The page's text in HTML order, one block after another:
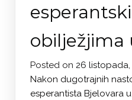
obilježjima
Posted on 26 listopada,
Nakon dugotrajnih
esperantista Bjelovara